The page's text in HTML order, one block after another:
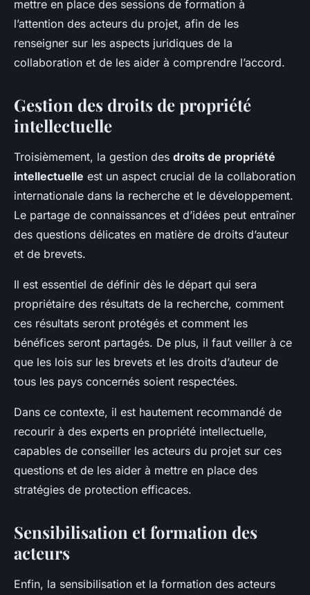
mettre en place des sessions de formation à
l’attention des acteurs du projet, afin de les
renseigner sur les aspects juridiques de la
collaboration et de les aider à comprendre l’accord.
Gestion des droits de propriété
intellectuelle
Troisièmement, la gestion des droits de propriété
intellectuelle est un aspect crucial de la collaboration
internationale dans la recherche et le développement.
Le partage de connaissances et d’idées peut entraîner
des questions délicates en matière de droits d’auteur
et de brevets.
Il est essentiel de définir dès le départ qui sera
propriétaire des résultats de la recherche, comment
ces résultats seront protégés et comment les
bénéfices seront partagés. De plus, il faut veiller à ce
que les lois sur les brevets et les droits d’auteur de
tous les pays concernés soient respectées.
Dans ce contexte, il est hautement recommandé de
recourir à des experts en propriété intellectuelle,
capables de conseiller les acteurs du projet sur ces
questions et de les aider à mettre en place des
stratégies de protection efficaces.
Sensibilisation et formation des
acteurs
Enfin, la sensibilisation et la formation des acteurs